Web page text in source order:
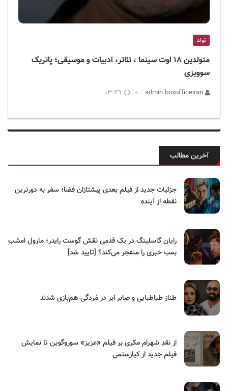
تولد
متولدین ۱۸ اوت سینما ، تئاتر، ادبیات و موسیقی؛ پاتریک
سوویزی
03:49
آخرین مطالب
جزئیات جدید از فیلم بعدی پیشتازان فضا؛ سفر به دورترین
نقطه از آینده
رایان گاسلینگ در یک قدمی نقش گوست رایدر؛ مارول امشب
بمب خبری را منفجر می‌کند؟ [تایید شد]
طناز طباطبایی و صابر ابر در مُردگی هم‌بازی شدند
از نقدِ شهرام مکری بر فیلم «عزیز» سوروگوین تا نمایش
فیلم جدید از کیارستمی